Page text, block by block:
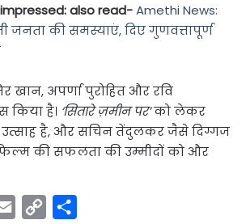
also read-Amethi News:
जनता की समस्याएं, दिए गुणवत्तापूर्ण
अपर्णा पुरोहित और रवि
किया है। ‘सितारे ज़मीन पर’को लेकर
उत्साह है, और सचिन तेंदुलकर जैसे दिग्गज
फिल्म की सफलता की उम्मीदों को और